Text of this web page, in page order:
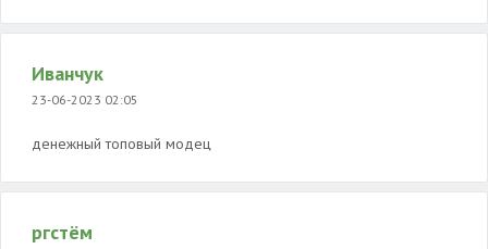
Иванчук
23-06-2023 02:05
денежный топовый модец
ргстём